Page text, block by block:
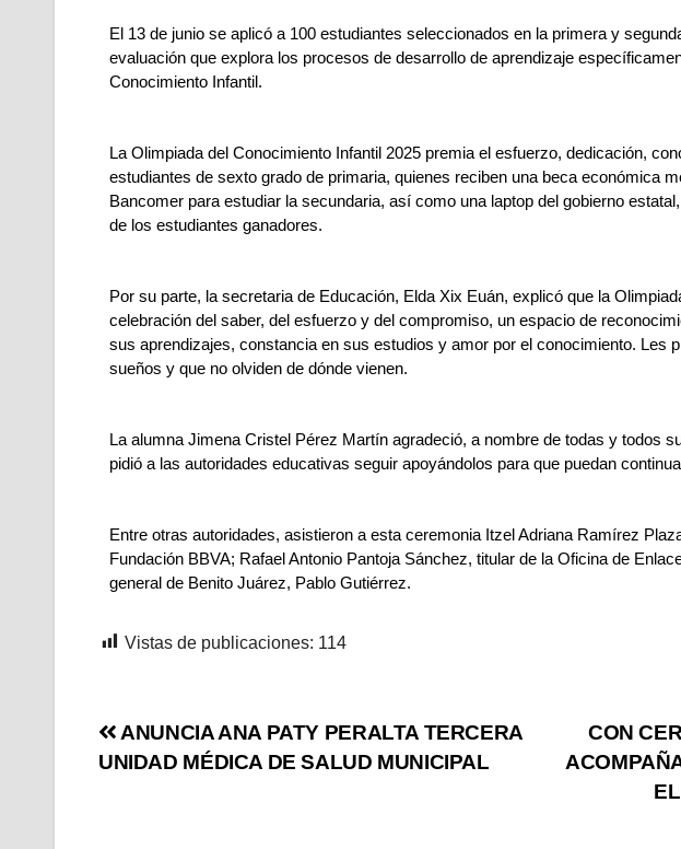
El 13 de junio se aplicó a 100 estudiantes seleccionados en la primera y
evaluación que explora los procesos de desarrollo de aprendizaje
Conocimiento Infantil.
La Olimpiada del Conocimiento Infantil 2025 premia el esfuerzo, dedicación,
estudiantes de sexto grado de primaria, quienes reciben una beca económica
Bancomer para estudiar la secundaria, así como una laptop del gobierno
de los estudiantes ganadores.
Por su parte, la secretaria de Educación, Elda Xix Euán, explicó que la
celebración del saber, del esfuerzo y del compromiso, un espacio de
sus aprendizajes, constancia en sus estudios y amor por el conocimiento. Les
sueños y que no olviden de dónde vienen.
La alumna Jimena Cristel Pérez Martín agradeció, a nombre de todas y todos
pidió a las autoridades educativas seguir apoyándolos para que puedan
Entre otras autoridades, asistieron a esta ceremonia Itzel Adriana Ramírez
Fundación BBVA; Rafael Antonio Pantoja Sánchez, titular de la Oficina de
general de Benito Juárez, Pablo Gutiérrez.
Vistas de publicaciones: 114
CON
ANUNCIA ANA PATY PERALTA TERCERA
UNIDAD MÉDICA DE SALUD MUNICIPAL